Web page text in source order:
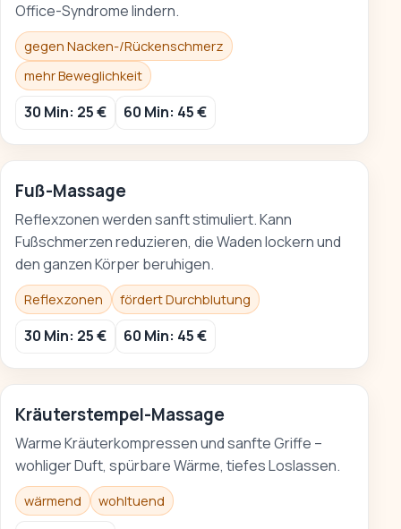
Office-Syndrome lindern.
gegen Nacken-/Rückenschmerz
mehr Beweglichkeit
30 Min: 25 € 60 Min: 45 €
Fuß-Massage
Reflexzonen werden sanft stimuliert. Kann
Fußschmerzen reduzieren, die Waden lockern und
den ganzen Körper beruhigen.
Reflexzonen fördert Durchblutung
30 Min: 25 € 60 Min: 45 €
Kräuterstempel-Massage
Warme Kräuterkompressen und sanfte Griffe –
wohliger Duft, spürbare Wärme, tiefes Loslassen.
wärmend wohltuend